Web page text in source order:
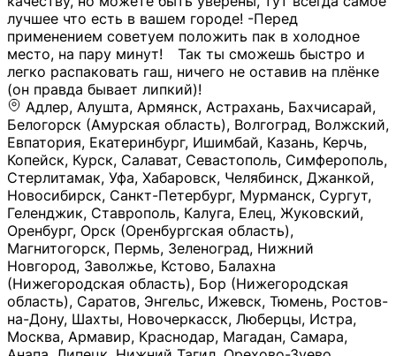
лучшее что есть в вашем городе! -Перед
применением советуем положить пак в холодное
место, на пару минут!⠀ Так ты сможешь быстро и
легко распаковать гаш, ничего не оставив на плёнке
(он правда бывает липкий)!
Адлер, Алушта, Армянск, Астрахань, Бахчисарай,
Белогорск (Амурская область), Волгоград, Волжский,
Евпатория, Екатеринбург, Ишимбай, Казань, Керчь,
Копейск, Курск, Салават, Севастополь, Симферополь,
Стерлитамак, Уфа, Хабаровск, Челябинск, Джанкой,
Новосибирск, Санкт-Петербург, Мурманск, Сургут,
Геленджик, Ставрополь, Калуга, Елец, Жуковский,
Оренбург, Орск (Оренбургская область),
Магнитогорск, Пермь, Зеленоград, Нижний
Новгород, Заволжье, Кстово, Балахна
(Нижегородская область), Бор (Нижегородская
область), Саратов, Энгельс, Ижевск, Тюмень, Ростов-
на-Дону, Шахты, Новочеркасск, Люберцы, Истра,
Москва, Армавир, Краснодар, Магадан, Самара,